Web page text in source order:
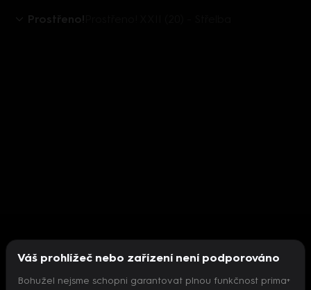
Prostřeno!
Váš prohlížeč nebo zařízení není podporováno
Bohužel nejsme schopni garantovat plnou funkčnost prima+